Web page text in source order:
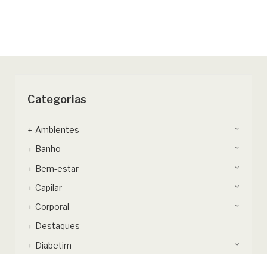
Categorias
Ambientes
Banho
Bem-estar
Capilar
Corporal
Destaques
Diabetim